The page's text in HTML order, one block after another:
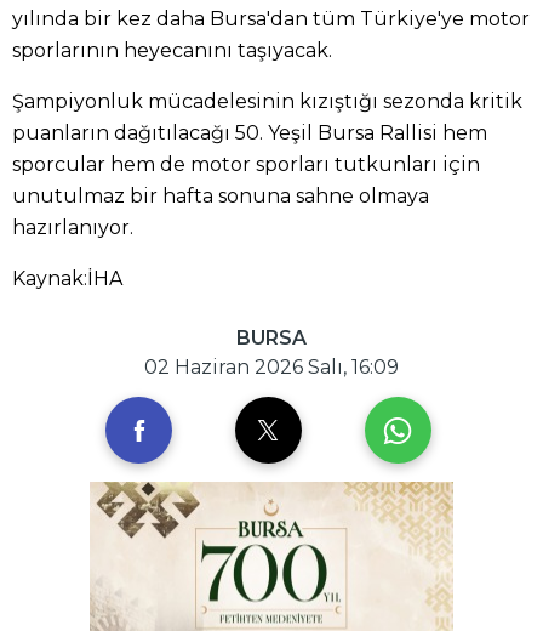
yılında bir kez daha Bursa'dan tüm Türkiye'ye motor
sporlarının heyecanını taşıyacak.
Şampiyonluk mücadelesinin kızıştığı sezonda kritik
puanların dağıtılacağı 50. Yeşil Bursa Rallisi hem
sporcular hem de motor sporları tutkunları için
unutulmaz bir hafta sonuna sahne olmaya
hazırlanıyor.
Kaynak:İHA
BURSA
02 Haziran 2026 Salı, 16:09